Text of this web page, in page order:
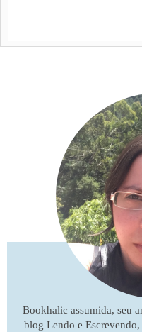
Bookhalic assumida, seu
blog Lendo e